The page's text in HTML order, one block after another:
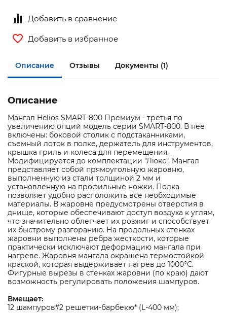
Добавить в сравнение
Добавить в избранное
Описание Отзывы Документы (1)
Описание
Мангал Helios SMART-800 Премиум - третья по
увеличению опций модель серии SMART-800. В нее
включены: боковой столик с подстаканниками,
съемный лоток в полке, держатель для инструментов,
крышка гриль и колеса для перемещения.
Модифицируется до комплектации "Люкс". Мангал
представляет собой прямоугольную жаровню,
выполненную из стали толщиной 2 мм и
установленную на профильные ножки. Полка
позволяет удобно расположить все необходимые
материалы. В жаровне предусмотрены отверстия в
днище, которые обеспечивают доступ воздуха к углям,
что значительно облегчает их розжиг и способствует
их быстрому разгоранию. На продольных стенках
жаровни выполнены ребра жесткости, которые
практически исключают деформацию мангала при
нагреве. Жаровня мангала окрашена термостойкой
краской, которая выдерживает нагрев до 1000°С.
Фигурные вырезы в стенках жаровни (по краю) дают
возможность регулировать положения шампуров.
Вмещает:
12 шампуров*/2 решетки-барбекю* (L-400 мм);